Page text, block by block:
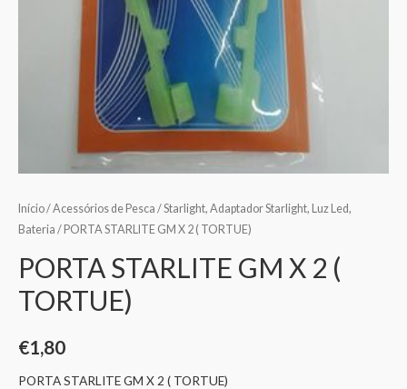
Início/Acessórios de Pesca /Starlight, Adaptador Starlight, Luz Led,
Bateria / PORTA STARLITE GM X 2 ( TORTUE)
PORTA STARLITE GM X 2 (
TORTUE)
€1,80
PORTA STARLITE GM X 2 ( TORTUE)